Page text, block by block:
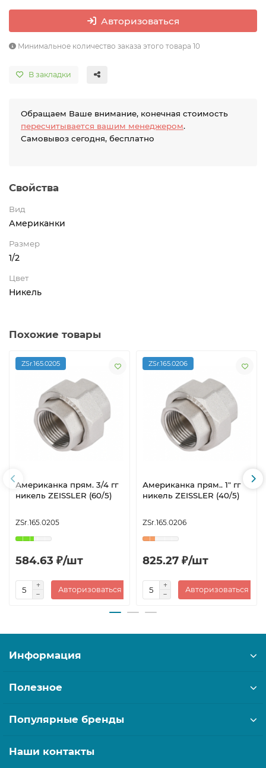
Авторизоваться
Минимальное количество заказа этого товара 10
В закладки
Обращаем Ваше внимание, конечная стоимость
пересчитывается вашим менеджером.
Самовывоз сегодня, бесплатно
Свойства
Вид
Американки
Размер
1/2
Цвет
Никель
Похожие товары
ZSr.165.0205
Американка прям. 3/4 гг
никель ZEISSLER (60/5)
ZSr.165.0205
584.63 ₽/шт
Авторизоваться
ZSr.165.0206
Американка прям.. 1" гг
никель ZEISSLER (40/5)
ZSr.165.0206
825.27 ₽/шт
Авторизоваться
Информация
Полезное
Популярные бренды
Наши контакты